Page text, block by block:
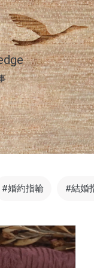
#婚約指輪 #結婚